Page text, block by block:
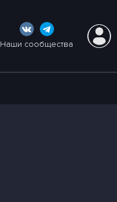
Наши сообщества